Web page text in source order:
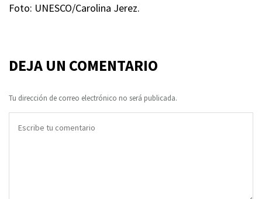
Foto: UNESCO/Carolina Jerez.
DEJA UN COMENTARIO
Tu dirección de correo electrónico no será publicada.